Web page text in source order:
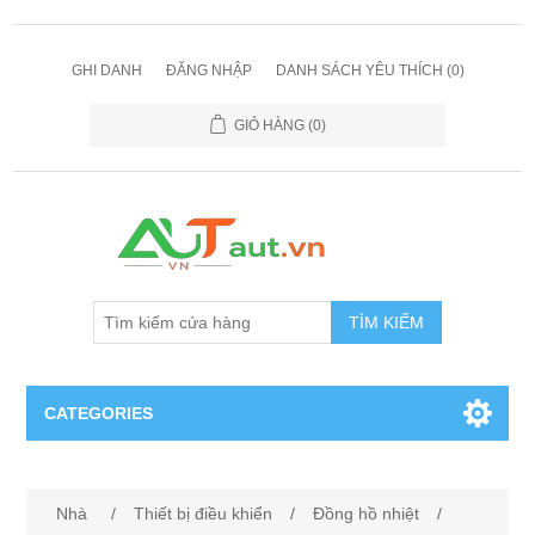
GHI DANH ĐĂNG NHẬP DANH SÁCH YÊU THÍCH (0)
GIỎ HÀNG (0)
TÌM KIẾM
CATEGORIES
Nhà / Thiết bị điều khiển / Đồng hồ nhiệt
/